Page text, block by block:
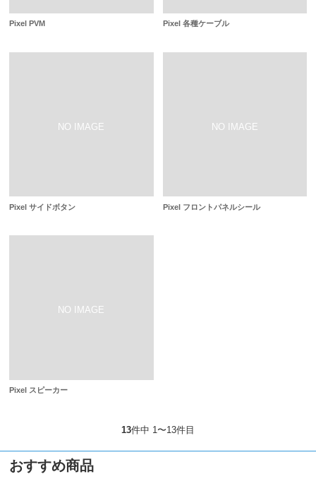
Pixel PVM Pixel 各種ケーブル
Pixel サイドボタン Pixel フロントパネルシール
Pixel スピーカー
13件中 1〜13件目
おすすめ商品